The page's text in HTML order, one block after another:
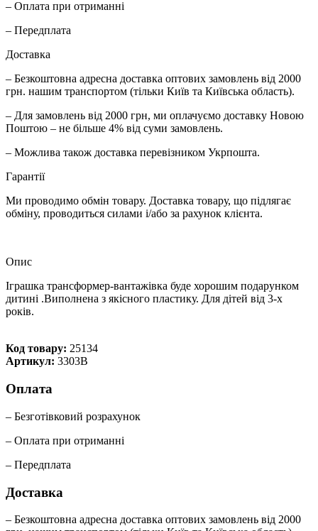
– Оплата при отриманні
– Передплата
Доставка
– Безкоштовна адресна доставка оптових замовлень від 2000
грн. нашим транспортом (тільки Київ та Київська область).
– Для замовлень від 2000 грн, ми оплачуємо доставку Новою
Поштою – не більше 4% від суми замовлень.
– Можлива також доставка перевізником Укрпошта.
Гарантії
Ми проводимо обмін товару. Доставка товару, що підлягає
обміну, проводиться силами і/або за рахунок клієнта.
Опис
Іграшка трансформер-вантажівка буде хорошим подарунком
дитині .Виполнена з якісного пластику. Для дітей від 3-х
років.
Код товару: 25134
Артикул: 3303B
Оплата
– Безготівковий розрахунок
– Оплата при отриманні
– Передплата
Доставка
– Безкоштовна адресна доставка оптових замовлень від 2000